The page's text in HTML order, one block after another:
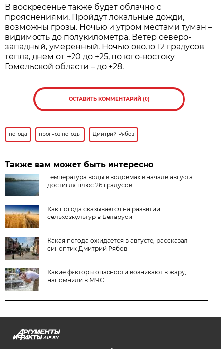
В воскресенье также будет облачно с
прояснениями. Пройдут локальные дожди,
возможны грозы. Ночью и утром местами туман –
видимость до полукилометра. Ветер северо-
западный, умеренный. Ночью около 12 градусов
тепла, днем от +20 до +25, по юго-востоку
Гомельской области – до +28.
ОСТАВИТЬ КОММЕНТАРИЙ (0)
погода прогноз погоды Дмитрий Рябов
Также вам может быть интересно
Температура воды в водоемах в начале августа
достигла плюс 26 градусов
Как погода сказывается на развитии
сельхозкультур в Беларуси
Какая погода ожидается в августе, рассказал
синоптик Дмитрий Рябов
Какие факторы опасности возникают в жару,
напомнили в МЧС
AIF.BY